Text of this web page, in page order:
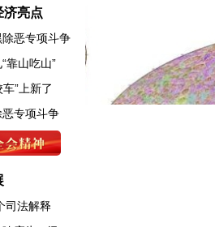
济亮点
恶专项斗争
靠山吃山”
”上新了
法解释
应为Ⅳ级